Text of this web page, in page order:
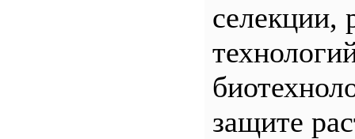
селекции,
защите